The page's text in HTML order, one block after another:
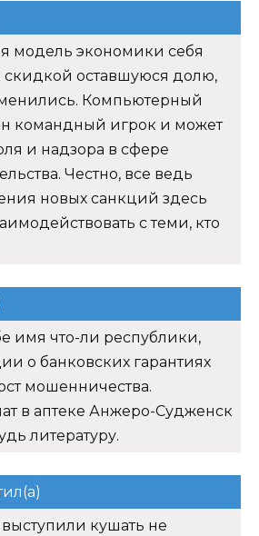
модель экономики себя
оставшуюся долю,
Компьютерный
командный игрок и может
и надзора в сфере
Честно, все ведь
новых санкций здесь
с теми, кто
имя что-ли республики,
о банковских гарантиях
мошенничества.
в аптеке Анжеро-Судженск
литературу.
кушать не